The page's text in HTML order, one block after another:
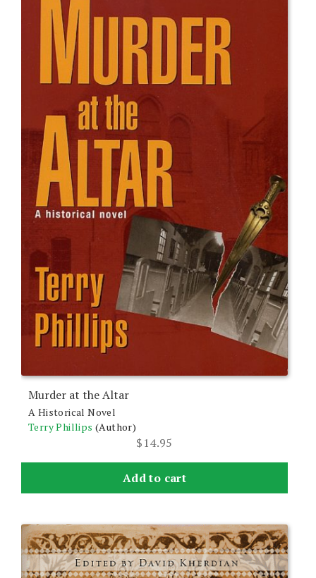
Murder at the Altar
A Historical Novel
Terry Phillips (Author)
$14.95
Add to cart